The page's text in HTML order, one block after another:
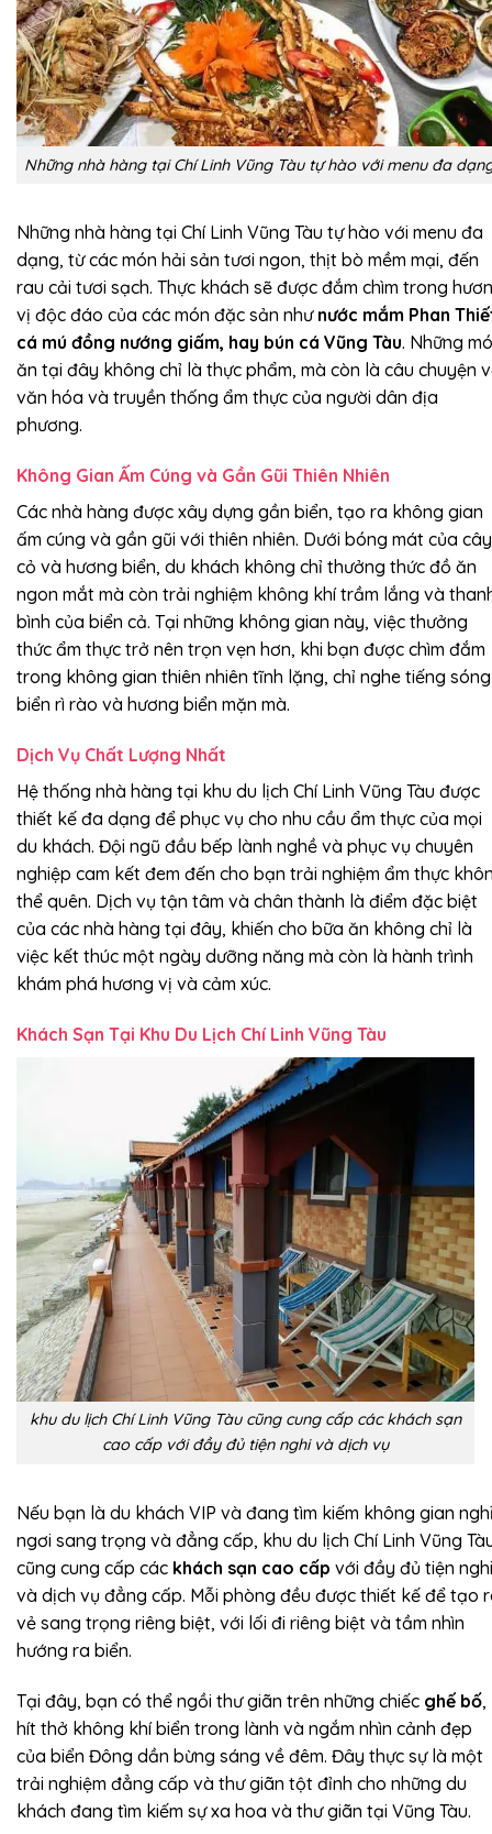
Những nhà hàng tại Chí Linh Vũng Tàu tự hào với menu đa
Những nhà hàng tại Chí Linh Vũng Tàu tự hào với menu đa
dạng, từ các món hải sản tươi ngon, thịt bò mềm mại, đến
rau cải tươi sạch. Thực khách sẽ được đắm chìm trong
vị độc đáo của các món đặc sản như nước mắm Phan
cá mú đồng nướng giấm, hay bún cá Vũng Tàu. Những
ăn tại đây không chỉ là thực phẩm, mà còn là câu chuyện
văn hóa và truyền thống ẩm thực của người dân địa
phương.
Không Gian Ấm Cúng và Gần Gũi Thiên Nhiên
Các nhà hàng được xây dựng gần biển, tạo ra không gian
ấm cúng và gần gũi với thiên nhiên. Dưới bóng mát của cây
cỏ và hương biển, du khách không chỉ thưởng thức đồ ăn
ngon mắt mà còn trải nghiệm không khí trầm lắng và
bình của biển cả. Tại những không gian này, việc thưởng
thức ẩm thực trở nên trọn vẹn hơn, khi bạn được chìm đắm
trong không gian thiên nhiên tĩnh lặng, chỉ nghe tiếng sóng
biển rì rào và hương biển mặn mà.
Dịch Vụ Chất Lượng Nhất
Hệ thống nhà hàng tại khu du lịch Chí Linh Vũng Tàu được
thiết kế đa dạng để phục vụ cho nhu cầu ẩm thực của mọi
du khách. Đội ngũ đầu bếp lành nghề và phục vụ chuyên
nghiệp cam kết đem đến cho bạn trải nghiệm ẩm thực
thể quên. Dịch vụ tận tâm và chân thành là điểm đặc biệt
của các nhà hàng tại đây, khiến cho bữa ăn không chỉ là
việc kết thúc một ngày dưỡng năng mà còn là hành trình
khám phá hương vị và cảm xúc.
Khách Sạn Tại Khu Du Lịch Chí Linh Vũng Tàu
khu du lịch Chí Linh Vũng Tàu cũng cung cấp các khách sạn
cao cấp với đầy đủ tiện nghi và dịch vụ
Nếu bạn là du khách VIP và đang tìm kiếm không gian
ngơi sang trọng và đẳng cấp, khu du lịch Chí Linh Vũng
cũng cung cấp các khách sạn cao cấp với đầy đủ tiện nghi
và dịch vụ đẳng cấp. Mỗi phòng đều được thiết kế để tạo
vẻ sang trọng riêng biệt, với lối đi riêng biệt và tầm nhìn
hướng ra biển.
Tại đây, bạn có thể ngồi thư giãn trên những chiếc ghế bố,
hít thở không khí biển trong lành và ngắm nhìn cảnh đẹp
của biển Đông dần bừng sáng về đêm. Đây thực sự là một
trải nghiệm đẳng cấp và thư giãn tột đỉnh cho những du
khách đang tìm kiếm sự xa hoa và thư giãn tại Vũng Tàu.